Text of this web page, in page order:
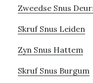
Zweedse Snus
Skruf Snus Leiden
Zyn Snus Hattem
Skruf Snus Burgum